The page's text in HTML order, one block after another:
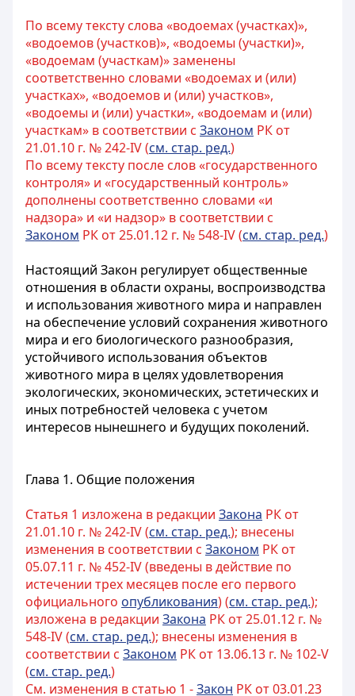
По всему тексту слова «водоемах (участках)»,
«водоемов (участков)», «водоемы (участки)»,
«водоемам (участкам)» заменены
соответственно словами «водоемах и (или)
участках», «водоемов и (или) участков»,
«водоемы и (или) участки», «водоемам и (или)
участкам» в соответствии с Законом РК от
21.01.10 г. № 242-IV (см. стар. ред.)
По всему тексту после слов «государственного
контроля» и «государственный контроль»
дополнены соответственно словами «и
надзора» и «и надзор» в соответствии с
Законом РК от 25.01.12 г. № 548-IV (см. стар. ред.)
Настоящий Закон регулирует общественные
отношения в области охраны, воспроизводства
и использования животного мира и направлен
на обеспечение условий сохранения животного
мира и его биологического разнообразия,
устойчивого использования объектов
животного мира в целях удовлетворения
экологических, экономических, эстетических и
иных потребностей человека с учетом
интересов нынешнего и будущих поколений.
Глава 1. Общие положения
Статья 1 изложена в редакции Закона РК от
21.01.10 г. № 242-IV (см. стар. ред.); внесены
изменения в соответствии с Законом РК от
05.07.11 г. № 452-IV (введены в действие по
истечении трех месяцев после его первого
официального опубликования) (см. стар. ред.);
изложена в редакции Закона РК от 25.01.12 г. №
548-IV (см. стар. ред.); внесены изменения в
соответствии с Законом РК от 13.06.13 г. № 102-V
(см. стар. ред.)
См. изменения в статью 1 -Закон РК от 03.01.23